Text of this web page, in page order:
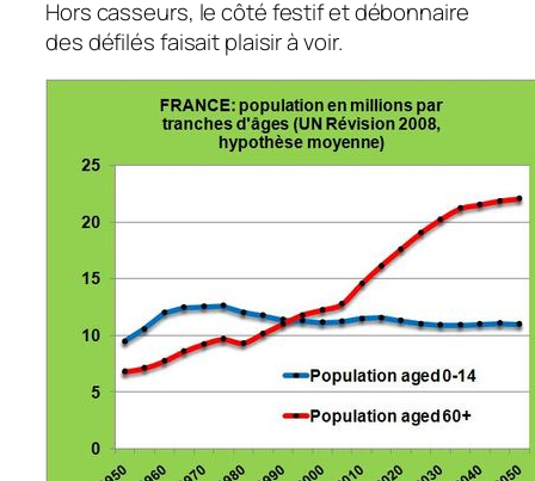
Hors casseurs, le côté festif et débonnaire
des défilés faisait plaisir à voir.